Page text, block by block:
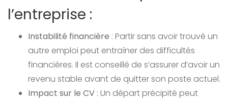
l’entreprise :
Instabilité financière : Partir sans avoir trouvé un
autre emploi peut entraîner des difficultés
financières. Il est conseillé de s’assurer d’avoir un
revenu stable avant de quitter son poste actuel.
Impact sur le CV : Un départ précipité peut